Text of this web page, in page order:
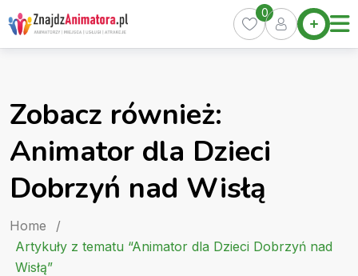
Skip
to
content
Home
Oferty
Kurs
Artykuły
0
Zobacz również:
Animator dla Dzieci
Dobrzyń nad Wisłą
Home
/
Artykuły z tematu “Animator dla Dzieci Dobrzyń nad
Wisłą”